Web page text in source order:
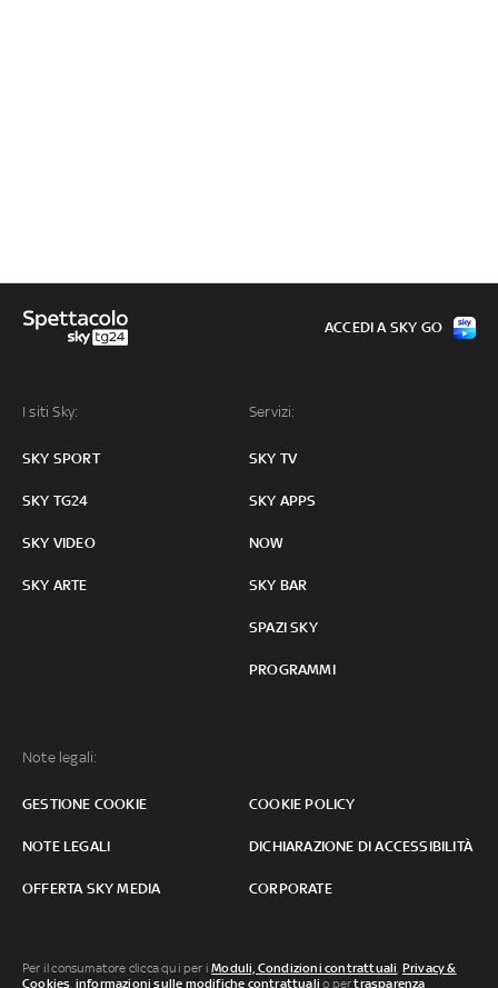
I siti Sky:
SKY SPORT
SKY TG24
SKY VIDEO
SKY ARTE
Servizi:
SKY TV
SKY APPS
NOW
SKY BAR
SPAZI SKY
PROGRAMMI
Note legali:
GESTIONE COOKIE COOKIE POLICY
NOTE LEGALI DICHIARAZIONE DI ACCESSIBILITÀ
OFFERTA SKY MEDIA CORPORATE
ACCEDI A SKY GO
Per il consumatore clicca qui per iModuli, Condizioni contrattuali Privacy &
Cookies informazioni sulle modifiche contrattuali o pertrasparenza